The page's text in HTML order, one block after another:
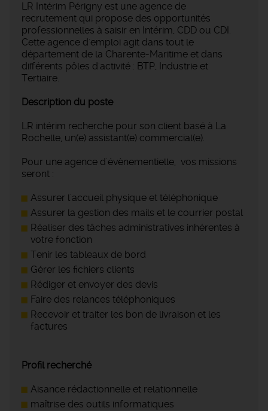
LR Intérim Périgny est une agence de
recrutement qui propose des opportunités
professionnelles à saisir en Intérim, CDD ou CDI.
Cette agence d'emploi agit dans tout le
département de la Charente-Maritime et dans
différents pôles d'activité : BTP, Industrie et
Tertiaire.
Description du poste
LR intérim recherche pour son client basé à La
Rochelle, un(e) assistant(e) commercial(e).
Pour une agence d'évènementielle, vos missions
seront :
Assurer l'accueil physique et téléphonique
Assurer la gestion des mails et le courrier postal
Réaliser des tâches administratives inhérentes à
votre fonction
Tenir les tableaux de bord
Gérer les fichiers clients
Rédiger et envoyer des devis
Faire des relances téléphoniques
Recevoir et traiter les bon de livraison et les
factures
Profil recherché
Aisance rédactionnelle et relationnelle
maîtrise des outils informatiques